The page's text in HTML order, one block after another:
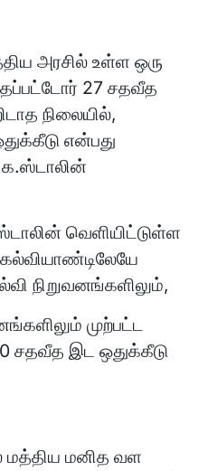
அரசில் உள்ள ஒரு
27 சதவீத
நிலையில்,
என்பது
வெளியிட்டுள்ள
நிறுவனங்களிலும்,
முற்பட்ட
சதவீத இட ஒதுக்கீடு
மத்திய மனித வள